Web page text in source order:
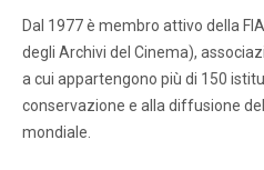
Dal 1977 è membro attivo della
degli Archivi del Cinema),
a cui appartengono più di 150
conservazione e alla diffusione
mondiale.